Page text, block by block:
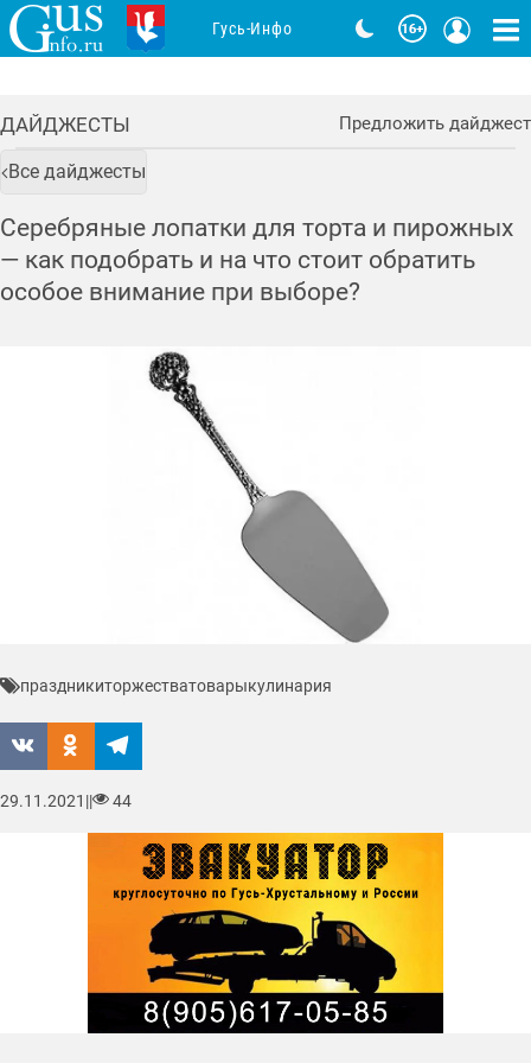
ДАЙДЖЕСТЫ Предложить дайджест
Все дайджесты
Серебряные лопатки для торта и пирожных
— как подобрать и на что стоит обратить
особое внимание при выборе?
праздникиторжестватоварыкулинария
29.11.2021 || 44
Гусь-Инфо